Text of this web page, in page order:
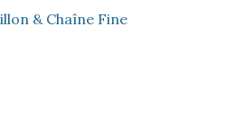
& Chaîne Fine